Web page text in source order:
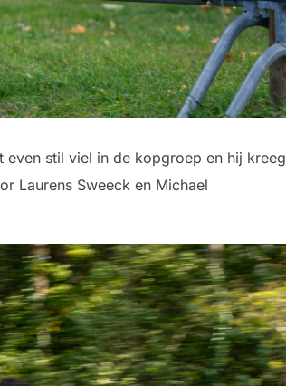
stil viel in de kopgroep en hij kreeg
Laurens Sweeck en Michael